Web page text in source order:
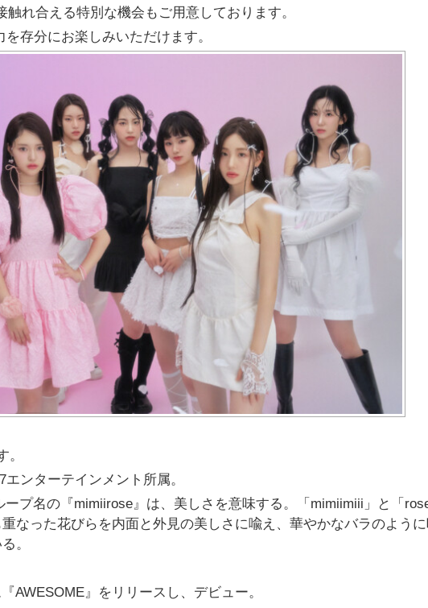
触れ合える特別な機会もご用意しております。
を存分にお楽しみいただけます。
エンターテインメント所属。
プ名の『 mimiirose』は、美しさを意味する。「 mimiimiii」と「
なった花びらを内面と外見の美しさに喩え、 華やかなバラのよう
。
AWESOME』
をリリースし、デビュー。